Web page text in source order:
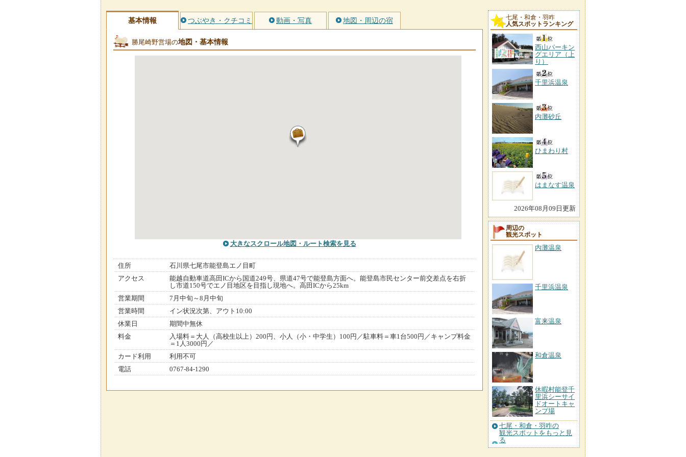
基本情報 つぶやき・クチコミ 動画・写真 地図・周辺の宿
勝尾崎野営場の地図・基本情報
大きなスクロール地図 ・ルート検索を見る
住所
石川県七尾市能登島エノ目町
アクセス
能越自動車道高田ICから国道249号、県道47号で能登島方面へ。能登島市民センター前交差点を右折
し市道150号でエノ目地区を目指し現地へ。高田ICから25km
営業期間
7月中旬～8月中旬
営業時間
イン状況次第、アウト10:00
休業日
期間中無休
料金
入場料＝大人（高校生以上）200円、小人（小・中学生）100円／駐車料＝車1台500円／キャンプ料金
＝1人3000円／
カード利用
利用不可
電話
0767-84-1290
七尾・和倉・羽咋
人気スポットランキング
西山パーキン
グエリア（上
り）
千里浜温泉
内灘砂丘
ひまわり村
はまなす温泉
2026年08月09日更新
周辺の
観光スポット
内灘温泉
千里浜温泉
富来温泉
和倉温泉
休暇村能登千
里浜シーサイ
ドオートキャ
ンプ場
七尾・和倉・羽咋の
観光スポットをもっと見
る